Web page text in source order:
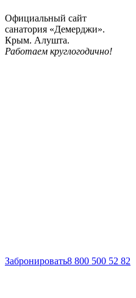
Официальный сайт
санатория «Демерджи».
Крым. Алушта.
Работаем круглогодично!
Забронировать8 800 500 52 82